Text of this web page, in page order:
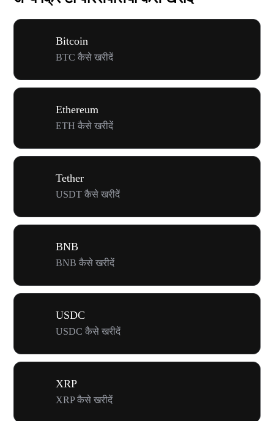
Bitcoin
BTC कैसे खरीदें
Ethereum
ETH कैसे खरीदें
Tether
USDT कैसे खरीदें
BNB
BNB कैसे खरीदें
USDC
USDC कैसे खरीदें
XRP
XRP कैसे खरीदें